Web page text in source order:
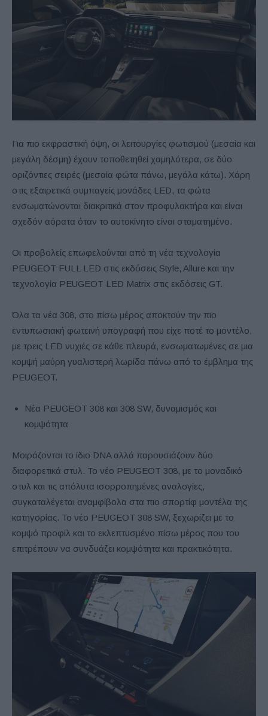
Για πιο εκφραστική όψη, οι λειτουργίες φωτισμού (μεσαία και
μεγάλη δέσμη) έχουν τοποθετηθεί χαμηλότερα, σε δύο
οριζόντιες σειρές (μεσαία φώτα πάνω, μεγάλα κάτω). Χάρη
στις εξαιρετικά συμπαγείς μονάδες LED, τα φώτα
ενσωματώνονται διακριτικά στον προφυλακτήρα και είναι
σχεδόν αόρατα όταν το αυτοκίνητο είναι σταματημένο.
Οι προβολείς επωφελούνται από τη νέα τεχνολογία
PEUGEOT FULL LED στις εκδόσεις Style, Allure και την
τεχνολογία PEUGEOT LED Matrix στις εκδόσεις GT.
Όλα τα νέα 308, στο πίσω μέρος αποκτούν την πιο
εντυπωσιακή φωτεινή υπογραφή που είχε ποτέ το μοντέλο,
με τρεις LED νυχιές σε κάθε πλευρά, ενσωματωμένες σε μια
κομψή μαύρη γυαλιστερή λωρίδα πάνω από το έμβλημα της
PEUGEOT.
Νέα PEUGEOT 308 και 308 SW, δυναμισμός και
κομψότητα
Μοιράζονται το ίδιο DNA αλλά παρουσιάζουν δύο
διαφορετικά στυλ. Το νέο PEUGEOT 308, με το μοναδικό
στυλ και τις απόλυτα ισορροπημένες αναλογίες,
συγκαταλέγεται αναμφίβολα στα πιο σπορτίφ μοντέλα της
κατηγορίας. Το νέο PEUGEOT 308 SW, ξεχωρίζει με το
κομψό προφίλ και το εκλεπτυσμένο πίσω μέρος που του
επιτρέπουν να συνδυάζει κομψότητα και πρακτικότητα.